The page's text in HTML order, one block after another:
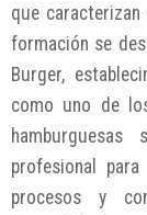
que
formación se
Burger,
como uno de
profesional
procesos y